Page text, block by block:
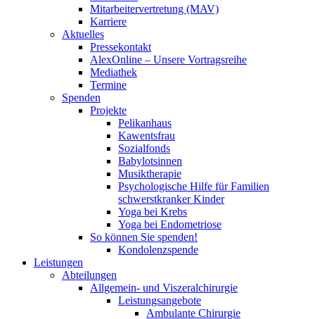
Mitarbeitervertretung (MAV)
Karriere
Aktuelles
Pressekontakt
AlexOnline – Unsere Vortragsreihe
Mediathek
Termine
Spenden
Projekte
Pelikanhaus
Kawentsfrau
Sozialfonds
Babylotsinnen
Musiktherapie
Psychologische Hilfe für Familien
schwerstkranker Kinder
Yoga bei Krebs
Yoga bei Endometriose
So können Sie spenden!
Kondolenzspende
Leistungen
Abteilungen
Allgemein- und Viszeralchirurgie
Leistungsangebote
Ambulante Chirurgie